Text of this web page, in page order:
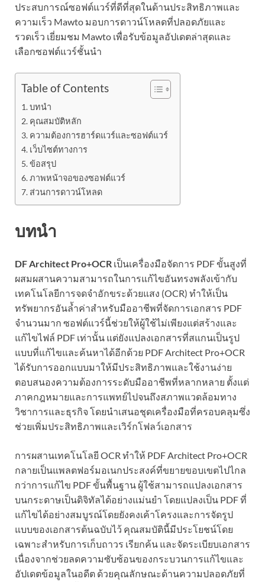
ประสบการณ์ซอฟต์แวร์ที่ดีที่สุดในด้านประสิทธิภาพและ
ความเร็ว Mawto มอบการดาวน์โหลดที่ปลอดภัยและ
รวดเร็ว เยี่ยมชม Mawto เพื่อรับข้อมูลอัปเดตล่าสุดและ
เลือกซอฟต์แวร์ชั้นนำ
Table of Contents
บทนำ
คุณสมบัติหลัก
ความต้องการฮาร์ดแวร์และซอฟต์แวร์
เว็บไซต์ทางการ
ข้อสรุป
ภาพหน้าจอของซอฟต์แวร์
ส่วนการดาวน์โหลด
บทนำ
DF Architect Pro+OCR เป็นเครื่องมือจัดการ PDF ขั้นสูงที่
ผสมผสานความสามารถในการแก้ไขอันทรงพลังเข้ากับ
เทคโนโลยีการจดจำอักขระด้วยแสง (OCR) ทำให้เป็น
ทรัพยากรอันล้ำค่าสำหรับมืออาชีพที่จัดการเอกสาร PDF
จำนวนมาก ซอฟต์แวร์นี้ช่วยให้ผู้ใช้ไม่เพียงแต่สร้างและ
แก้ไขไฟล์ PDF เท่านั้น แต่ยังแปลงเอกสารที่สแกนเป็นรูป
แบบที่แก้ไขและค้นหาได้อีกด้วย PDF Architect Pro+OCR
ได้รับการออกแบบมาให้มีประสิทธิภาพและใช้งานง่าย
ตอบสนองความต้องการระดับมืออาชีพที่หลากหลาย ตั้งแต่
ภาคกฎหมายและการแพทย์ไปจนถึงสภาพแวดล้อมทาง
วิชาการและธุรกิจ โดยนำเสนอชุดเครื่องมือที่ครอบคลุมซึ่ง
ช่วยเพิ่มประสิทธิภาพและเวิร์กโฟลว์เอกสาร
การผสานเทคโนโลยี OCR ทำให้ PDF Architect Pro+OCR
กลายเป็นแพลตฟอร์มอเนกประสงค์ที่ขยายขอบเขตไปไกล
กว่าการแก้ไข PDF ขั้นพื้นฐาน ผู้ใช้สามารถแปลงเอกสาร
บนกระดาษเป็นดิจิทัลได้อย่างแม่นยำ โดยแปลงเป็น PDF ที่
แก้ไขได้อย่างสมบูรณ์โดยยังคงเค้าโครงและการจัดรูป
แบบของเอกสารต้นฉบับไว้ คุณสมบัตินี้มีประโยชน์โดย
เฉพาะสำหรับการเก็บถาวร เรียกค้น และจัดระเบียบเอกสาร
เนื่องจากช่วยลดความซับซ้อนของกระบวนการแก้ไขและ
อัปเดตข้อมูลในอดีต ด้วยคุณลักษณะด้านความปลอดภัยที่